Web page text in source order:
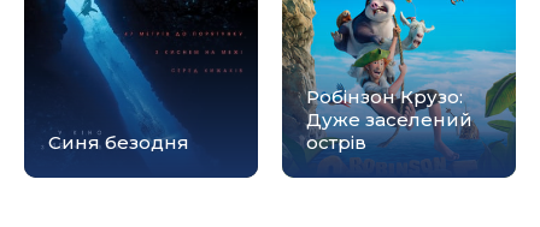
Синя безодня
Робінзон Крузо:
Дуже заселений
острів